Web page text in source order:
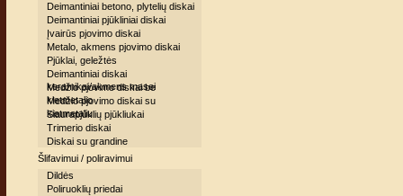
Deimantiniai betono, plytelių diskai
Deimantiniai pjūkliniai diskai
Įvairūs pjovimo diskai
Metalo, akmens pjovimo diskai
Pjūklai, geležtės
Deimantiniai diskai
keramikai/akmens masei
Medžio pjovimo diskai be
kietmetalio
Medžio pjovimo diskai su
kietmetaliu
Siaurapjūklių pjūkliukai
Trimerio diskai
Diskai su grandine
Šlifavimui / poliravimui
Dildės
Poliruoklių priedai